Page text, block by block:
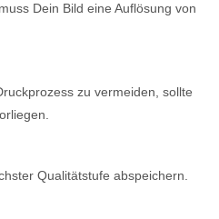
Dein Bild eine Auflösung von
zu vermeiden, sollte
Qualitätstufe abspeichern.